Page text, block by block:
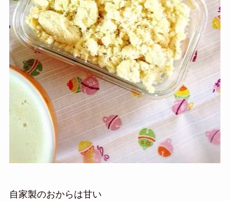
自家製のおからは甘い